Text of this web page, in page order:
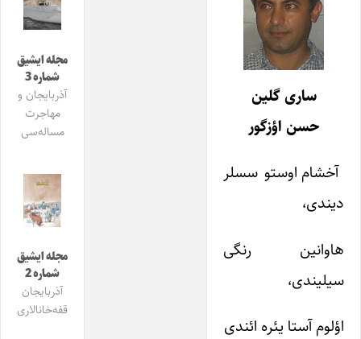
ساری گلین
حسن اؤزگور
آخشام اوستو سسلر
دیندی،
هاوانین رنگی
سیلیندی،
اؤلوم آستا یئره ائندی
مجله ایشیق
شماره 3
آذربایجان و
مهاجرت
مساله‌سی
مجله ایشیق
شماره 2
آذربایجان
قفه‌خانالاری